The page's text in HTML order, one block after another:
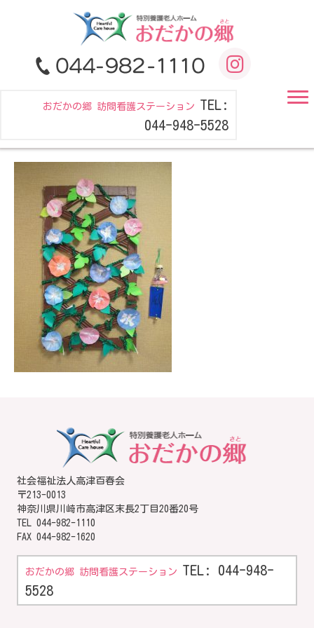
おだかの郷 訪問看護ステーション TEL:
044-948-5528
社会福祉法人高津百春会
〒213-0013
神奈川県川崎市高津区末長2丁目20番20号
TEL 044-982-1110
FAX 044-982-1620
おだかの郷 訪問看護ステーション TEL: 044-948-
5528